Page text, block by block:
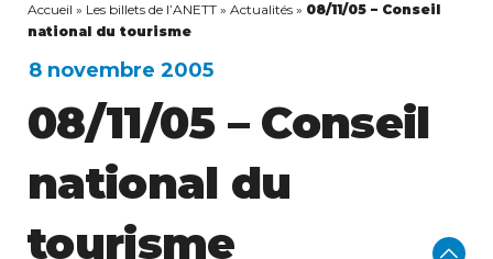
Accueil » Les billets de l’ANETT » Actualités » 08/11/05 – Conseil
national du tourisme
8 novembre 2005
08/11/05 – Conseil
national du
tourisme